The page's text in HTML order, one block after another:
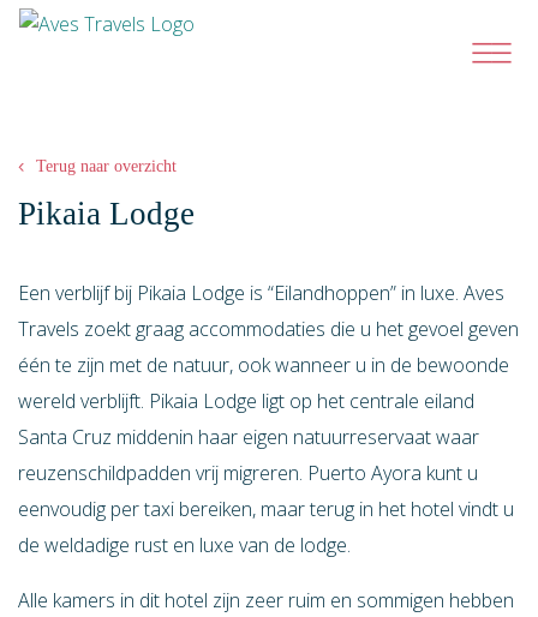
Terug naar overzicht
Pikaia Lodge
Een verblijf bij Pikaia Lodge is “Eilandhoppen” in luxe. Aves
Travels zoekt graag accommodaties die u het gevoel geven
één te zijn met de natuur, ook wanneer u in de bewoonde
wereld verblijft. Pikaia Lodge ligt op het centrale eiland
Santa Cruz middenin haar eigen natuurreservaat waar
reuzenschildpadden vrij migreren. Puerto Ayora kunt u
eenvoudig per taxi bereiken, maar terug in het hotel vindt u
de weldadige rust en luxe van de lodge.
Alle kamers in dit hotel zijn zeer ruim en sommigen hebben